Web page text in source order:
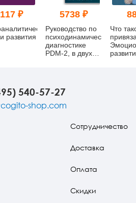
₽
развития
5738 ₽
Руководство по
психодинамической
диагностике
PDM-2, в двух
Что
540-57-27
shop.com
Сотрудничество
Доставка
Оплата
Скидки